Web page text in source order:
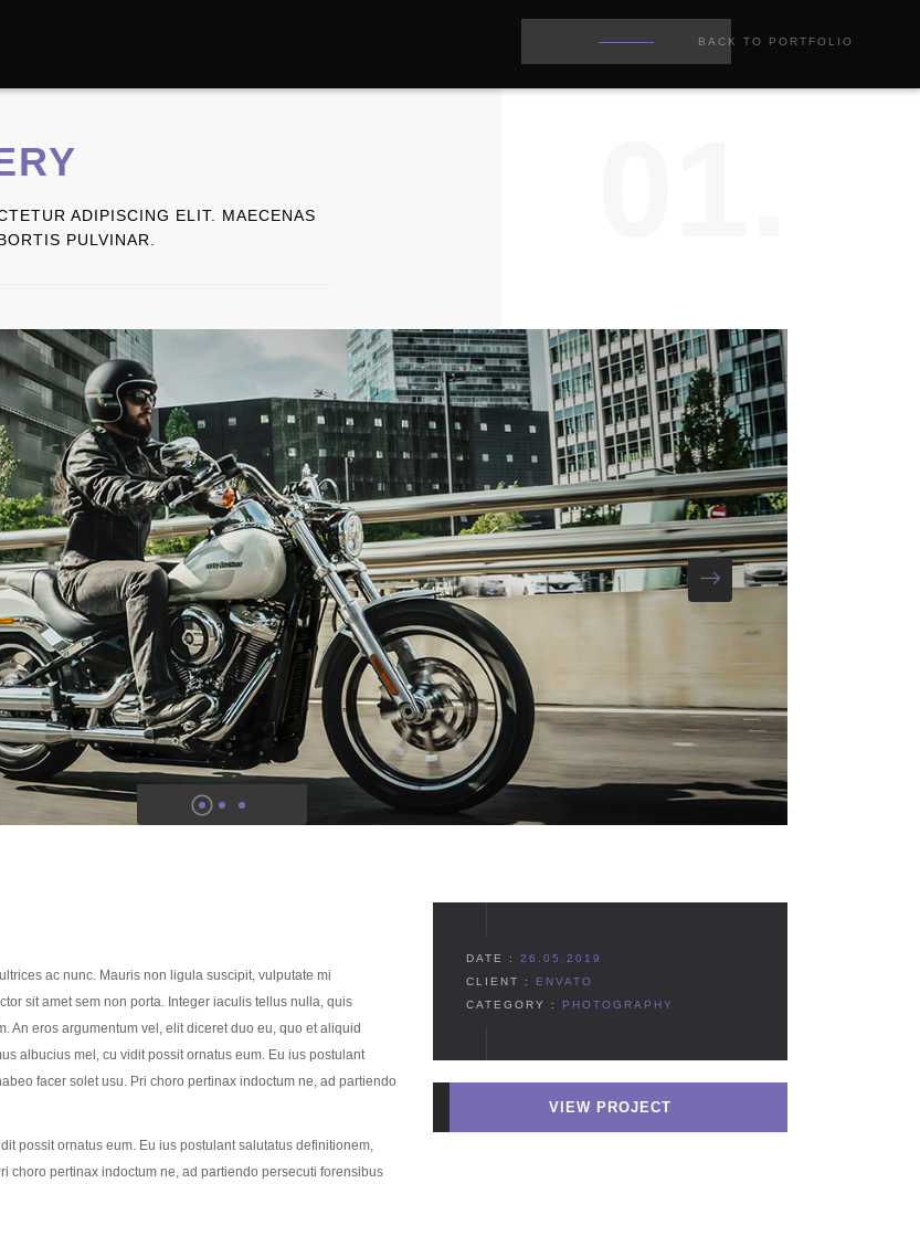
BACK TO PORTFOLIO
ADIPISCING ELIT. MAECENAS
PULVINAR.
ac nunc. Mauris non ligula suscipit, vulputate mi
sit amet sem non porta. Integer iaculis tellus nulla, quis
An eros argumentum vel, elit diceret duo eu, quo et aliquid
albucius mel, cu vidit possit ornatus eum. Eu ius postulant
facer solet usu. Pri choro pertinax indoctum ne, ad partiendo
possit ornatus eum. Eu ius postulant salutatus definitionem,
choro pertinax indoctum ne, ad partiendo persecuti forensibus
DATE :
26.05.2019
CLIENT :
ENVATO
CATEGORY :
PHOTOGRAPHY
VIEW PROJECT